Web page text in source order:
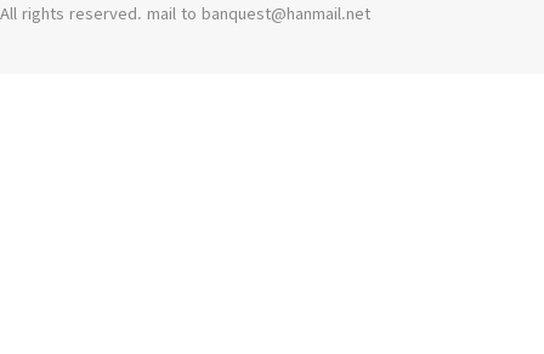
All rights reserved. mail to banquest@hanmail.net